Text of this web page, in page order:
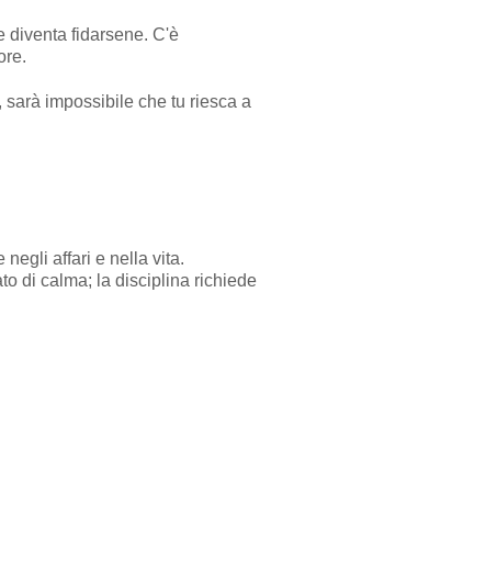
diventa fidarsene. C'è
impossibile che tu riesca a
negli affari e nella vita.
di calma; la disciplina richiede